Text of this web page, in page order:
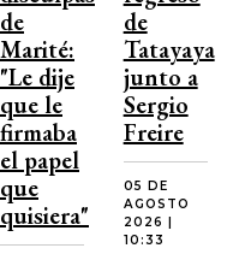
de
Marité:
"Le dije
que le
firmaba
el papel
que
quisiera"
de
Tatayaya
junto a
Sergio
Freire
05 DE
AGOSTO
2026 |
10:33